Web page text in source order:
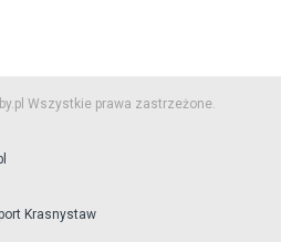
Wszystkie prawa zastrzeżone.
Krasnystaw